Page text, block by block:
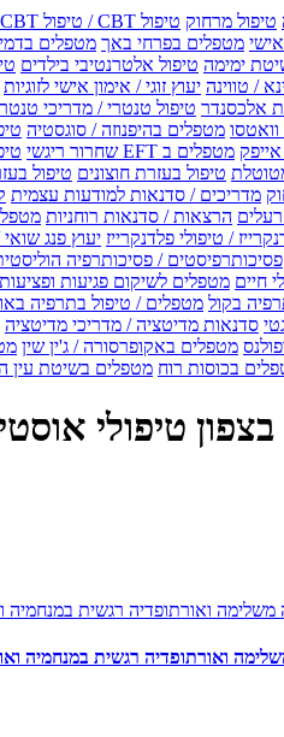
טיפול מרחוק טיפול CBT / טיפול CBT און ליין
מטפלים בפרחי באך מטפלים
ימימה טיפול אלטרנטיבי בילדים
/ טווינה יעוץ זוגי / אימון אישי לזוגיות
אלכסנדר טיפול טנטרי / מדריכי
וואטסו מטפלים בהיפנוזה / סוגסטיה
מטפלים ב EFT שחרור ריגשי
טיפול בעזרת חוצונים טיפול
מדריכים / סדנאות למודעות עצמית
רעלים הרצאות / סדנאות רוחניות
/ טיפולי פלדנקרייז יעוץ פנג
פסיכותרפיסטים / פסיכותרפיה
חיים מטפלים לשיקום פגיעות ופציעות
בקול מטפלים / טיפול בתרפיה
סדנאות מדיטציה / מדריכי מדיטציה
מטפלים באקופרסורה / ג'ין שין
בכוסות רוח מטפלים בשיטת עין
טיפולי
ואורתופדיה רגשית במנחמיה